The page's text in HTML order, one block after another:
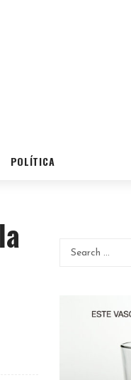
POLÍTICA